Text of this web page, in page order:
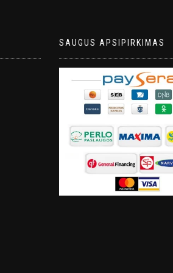
SAUGUS APSIPIRKIMAS